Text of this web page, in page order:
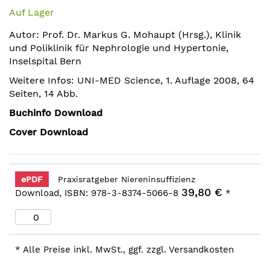
Anfang
Bildergalerie
springen
Auf Lager
Autor: Prof. Dr. Markus G. Mohaupt (Hrsg.), Klinik
und Poliklinik für Nephrologie und Hypertonie,
Inselspital Bern
Weitere Infos: UNI-MED Science, 1. Auflage 2008, 64
Seiten, 14 Abb.
Buchinfo Download
Cover Download
ePDF Praxisratgeber Niereninsuffizienz
Download, ISBN: 978-3-8374-5066-8 39,80 € *
* Alle Preise inkl. MwSt., ggf. zzgl. Versandkosten